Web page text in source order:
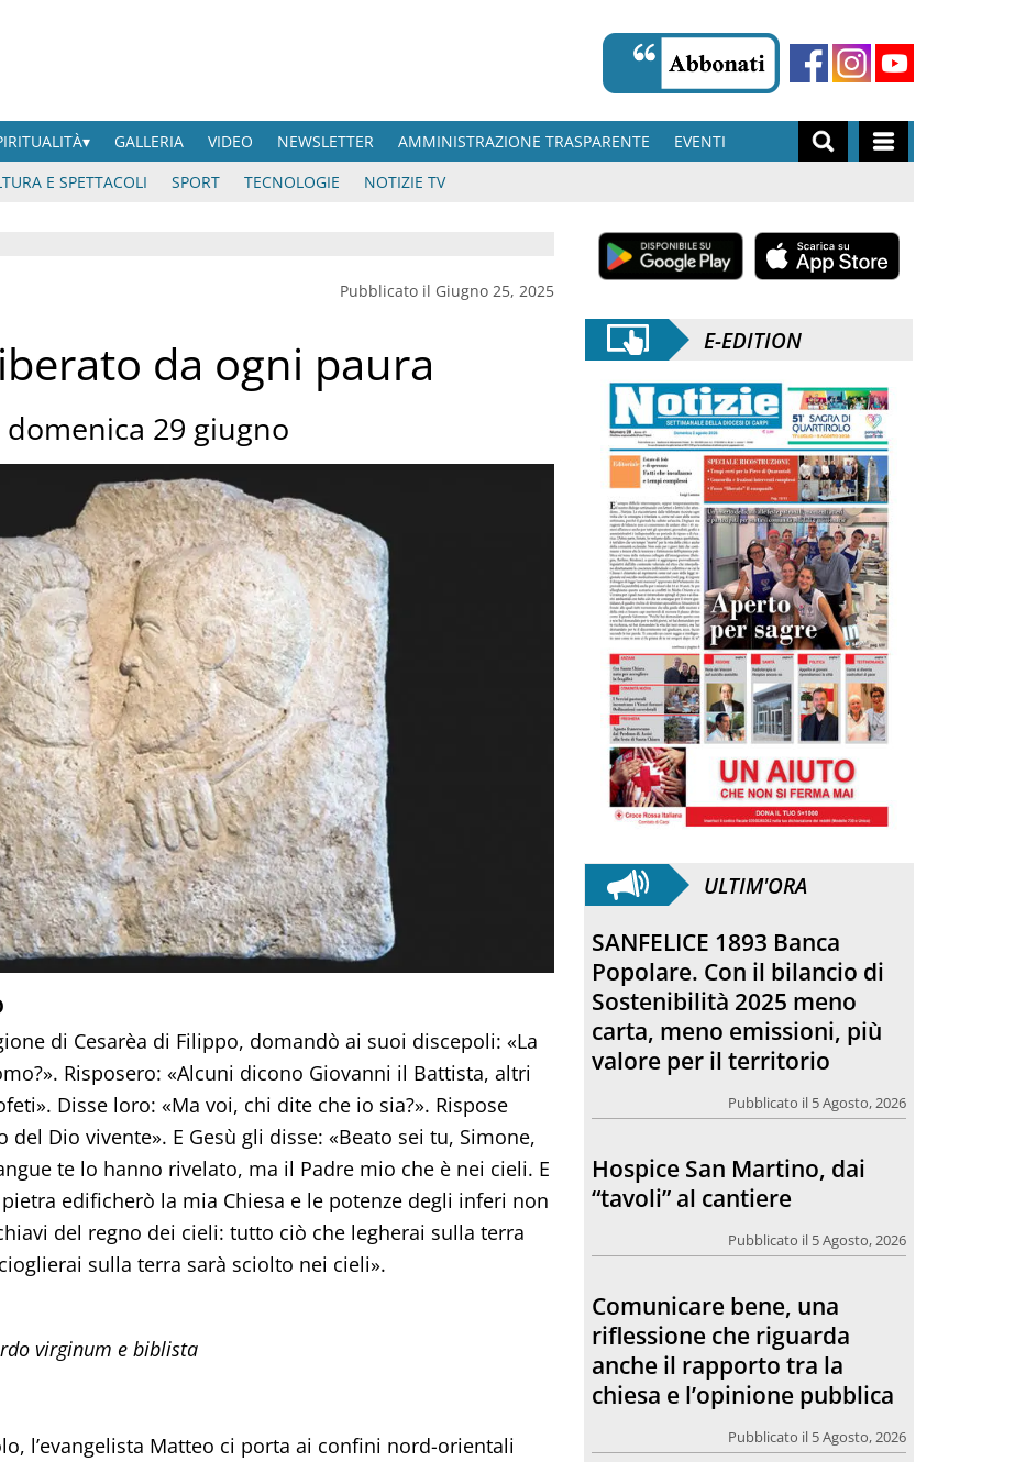
GALLERIA VIDEO NEWSLETTER AMMINISTRAZIONE TRASPARENTE
EVENTI
E SPETTACOLI SPORT TECNOLOGIE NOTIZIE TV
Pubblicato il Giugno 25, 2025
da ogni paura
29 giugno
di Cesarèa di Filippo, domandò ai suoi discepoli: «La
Risposero: «Alcuni dicono Giovanni il Battista, altri
Disse loro: «Ma voi, chi dite che io sia?». Rispose
Dio vivente». E Gesù gli disse: «Beato sei tu, Simone,
te lo hanno rivelato, ma il Padre mio che è nei cieli. E
edificherò la mia Chiesa e le potenze degli inferi non
del regno dei cieli: tutto ciò che legherai sulla terra
sulla terra sarà sciolto nei cieli».
virginum e biblista
l’evangelista Matteo ci porta ai confini nord-orientali
E-EDITION
ULTIM'ORA
SANFELICE 1893 Banca
Popolare. Con il bilancio di
Sostenibilità 2025 meno
carta, meno emissioni, più
valore per il territorio
Pubblicato il 5 Agosto, 2026
Hospice San Martino, dai
“tavoli” al cantiere
Pubblicato il 5 Agosto, 2026
Comunicare bene, una
riflessione che riguarda
anche il rapporto tra la
chiesa e l’opinione pubblica
Pubblicato il 5 Agosto, 2026